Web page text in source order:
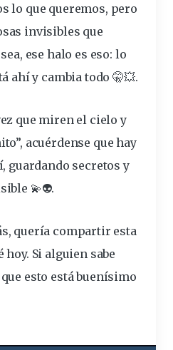
lo que queremos, pero
invisibles que
ese halo es eso: lo
ahí y cambia todo 🤫💥.
que miren el cielo y
acuérdense que hay
guardando secretos y
💫👽.
quería compartir esta
Si alguien sabe
esto está buenísimo